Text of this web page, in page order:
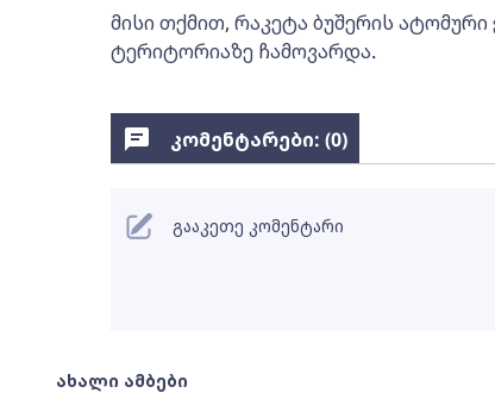
მისი თქმით, რაკეტა ბუშერის
ტერიტორიაზე ჩამოვარდა.
ახალი ამბები
კომენტარები: (0)
გააკეთე კომენტარი